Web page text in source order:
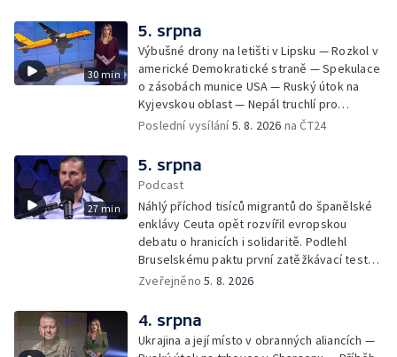
30 min
5. srpna
Výbušné drony na letišti v Lipsku — Rozkol v
americké Demokratické straně — Spekulace
o zásobách munice USA — Ruský útok na
Kyjevskou oblast — Nepál truchlí pro
horolezce — Ruský útok na Kyjevskou oblast
Poslední vysílání5. 8. 2026 na ČT24
27 min
5. srpna
Podcast
Náhlý příchod tisíců migrantů do španělské
enklávy Ceuta opět rozvířil evropskou
debatu o hranicích i solidaritě. Podlehl
Bruselskému paktu první zatěžkávací test,
nebo Španělsko situaci zvládlo? Analytik
zahraniční redakce ČT24 Za horizont
rozkrývá zákulisní spory mezi Madridem a
Římem, politickou instrumentaci migrace ze
Zveřejněno5. 8. 2026
4. srpna
Ukrajina a její místo v obranných aliancích —